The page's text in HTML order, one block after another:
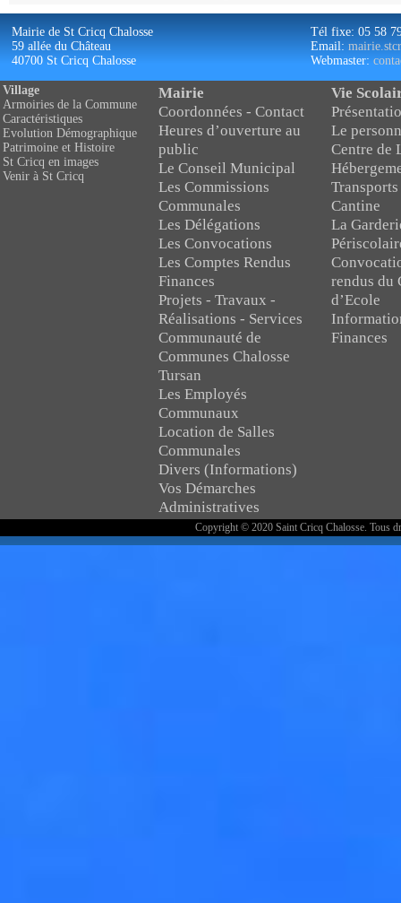
Mairie de St Cricq Chalosse
59 allée du Château
40700 St Cricq Chalosse
Tél fixe: 05 58
Email:
Webmaster:
Village
Armoiries de la Commune
Caractéristiques
Evolution Démographique
Patrimoine et Histoire
St Cricq en images
Venir à St Cricq
Mairie
Coordonnées - Contact
Heures d’ouverture au
public
Le Conseil Municipal
Les Commissions
Communales
Les Délégations
Les Convocations
Les Comptes Rendus
Finances
Projets - Travaux -
Réalisations - Services
Communauté de
Communes Chalosse
Tursan
Les Employés
Communaux
Location de Salles
Communales
Divers (Informations)
Vos Démarches
Administratives
Vie
Le
Centre de
Cantine
La
rendus du
d’Ecole
Finances
Copyright © 2020 Saint Cricq Chalosse. Tous